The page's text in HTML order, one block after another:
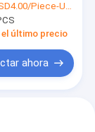
Luces al
Brillo Árbol
libre
Piece-USD6.00/Piece
último precio
ahora